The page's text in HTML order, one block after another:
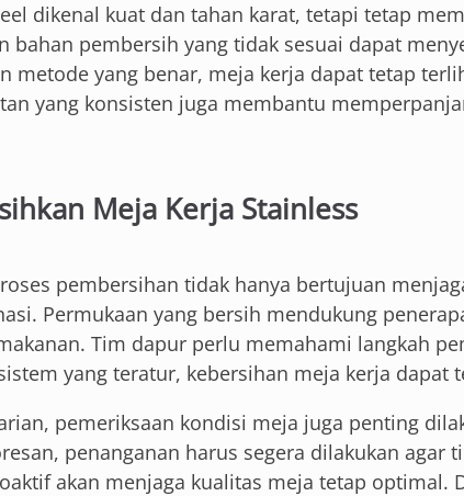
dikenal kuat dan tahan karat, tetapi tetap
bahan pembersih yang tidak sesuai dapat
metode yang benar, meja kerja dapat tetap
yang konsisten juga membantu
Meja Kerja Stainless
pembersihan tidak hanya bertujuan
Permukaan yang bersih mendukung
Tim dapur perlu memahami langkah
yang teratur, kebersihan meja kerja dapat
pemeriksaan kondisi meja juga penting
penanganan harus segera dilakukan agar
akan menjaga kualitas meja tetap optimal.